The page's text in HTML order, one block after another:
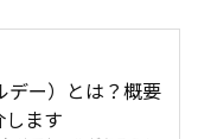
デー）とは？概要
ます